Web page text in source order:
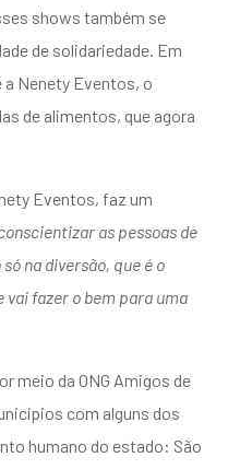
shows também se
de solidariedade. Em
a Nenety Eventos, o
de alimentos, que agora
Eventos, faz um
as pessoas de
na diversão, que é o
vai fazer o bem para uma
meio da ONG Amigos de
com alguns dos
humano do estado: São